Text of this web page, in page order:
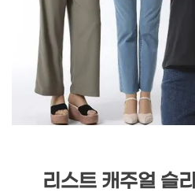
리스트 캐주얼 슬